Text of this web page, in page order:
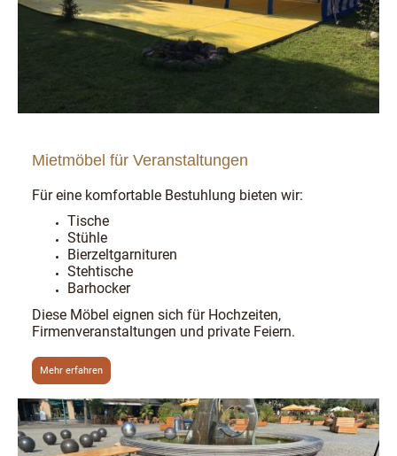
Mietmöbel für Veranstaltungen
Für eine komfortable Bestuhlung bieten wir:
Tische
Stühle
Bierzeltgarnituren
Stehtische
Barhocker
Diese Möbel eignen sich für Hochzeiten,
Firmenveranstaltungen und private Feiern.
Mehr erfahren